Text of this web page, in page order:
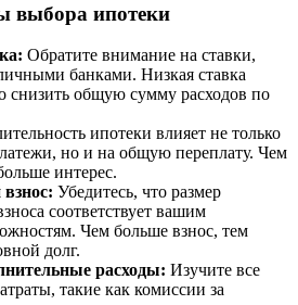
выбора ипотеки
Обратите внимание на ставки,
банками. Низкая ставка
снизить общую сумму расходов по
ипотеки влияет не только
но и на общую переплату. Чем
интерес.
Убедитесь, что размер
соответствует вашим
Чем больше взнос, тем
долг.
расходы: Изучите все
такие как комиссии за